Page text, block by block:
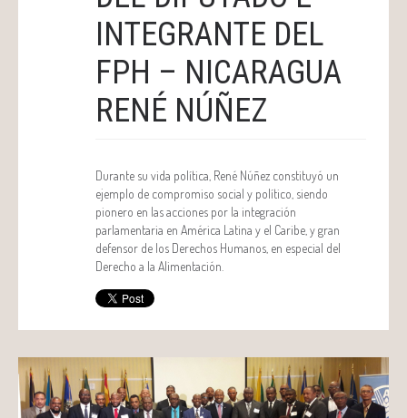
INTEGRANTE DEL
FPH – NICARAGUA
RENÉ NÚÑEZ
Durante su vida política, René Núñez constituyó un
ejemplo de compromiso social y político, siendo
pionero en las acciones por la integración
parlamentaria en América Latina y el Caribe, y gran
defensor de los Derechos Humanos, en especial del
Derecho a la Alimentación.